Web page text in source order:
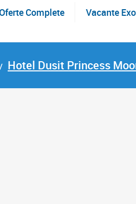
Oferte Complete Vacante
Hotel Dusit Princess